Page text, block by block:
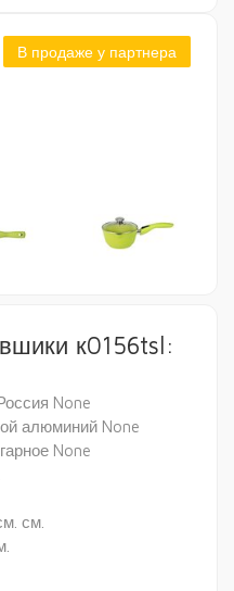
В продаже у партнера
к0156tsl:
None
алюминий None
None
см.